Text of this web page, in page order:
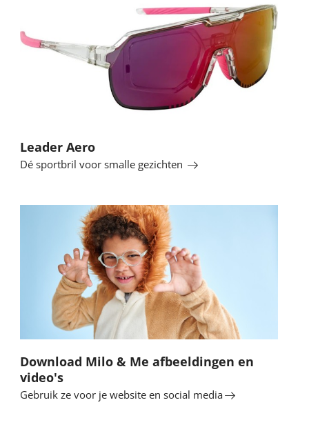
Leader Aero
Dé sportbril voor smalle gezichten
Download Milo & Me afbeeldingen en
video's
Gebruik ze voor je website en social media